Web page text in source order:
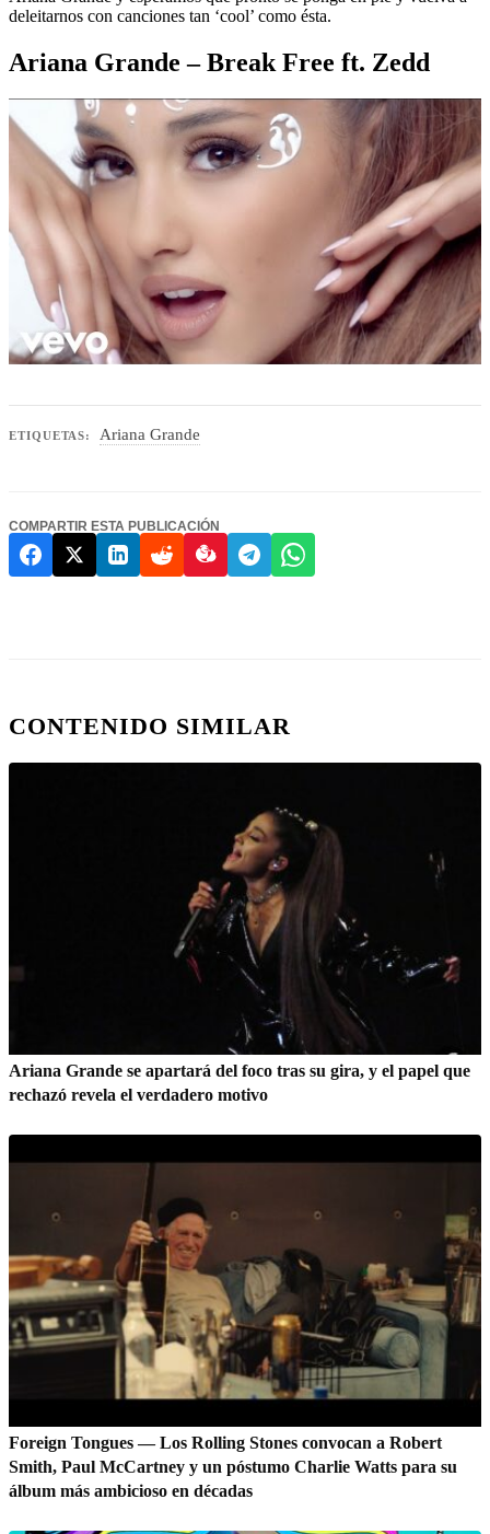
deleitarnos con canciones tan ‘cool’ como ésta.
Ariana Grande – Break Free ft. Zedd
ETIQUETAS: Ariana Grande
COMPARTIR ESTA PUBLICACIÓN
CONTENIDO SIMILAR
Ariana Grande se apartará del foco tras su gira, y el papel que
rechazó revela el verdadero motivo
Foreign Tongues — Los Rolling Stones convocan a Robert
Smith, Paul McCartney y un póstumo Charlie Watts para su
álbum más ambicioso en décadas